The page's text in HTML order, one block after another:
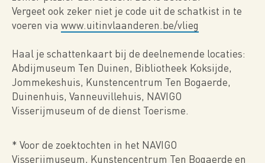
Vergeet ook zeker niet je code uit de schatkist in te
voeren via www.uitinvlaanderen.be/vlieg
Haal je schattenkaart bij de deelnemende locaties:
Abdijmuseum Ten Duinen, Bibliotheek Koksijde,
Jommekeshuis, Kunstencentrum Ten Bogaerde,
Duinenhuis, Vanneuvillehuis, NAVIGO
Visserijmuseum of de dienst Toerisme.
* Voor de zoektochten in het NAVIGO
Visserijmuseum, Kunstencentrum Ten Bogaerde en